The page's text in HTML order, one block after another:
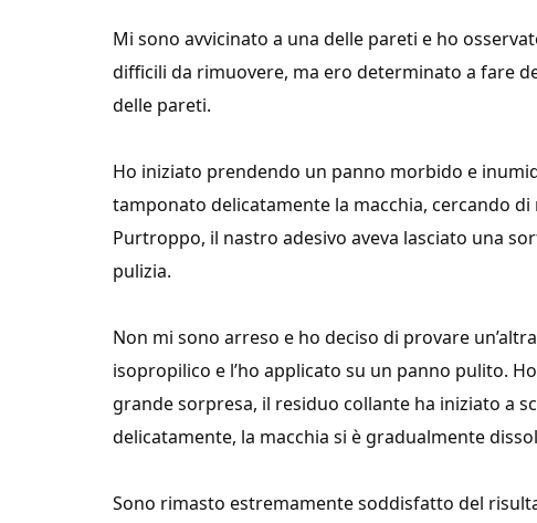
Mi sono avvicinato a una delle pareti e ho
difficili da rimuovere, ma ero determinato a fare
delle pareti.
Ho iniziato prendendo un panno morbido e
tamponato delicatamente la macchia, cercando
Purtroppo, il nastro adesivo aveva lasciato una
pulizia.
Non mi sono arreso e ho deciso di provare
isopropilico e l’ho applicato su un panno pulito.
grande sorpresa, il residuo collante ha iniziato a
delicatamente, la macchia si è gradualmente
Sono rimasto estremamente soddisfatto del